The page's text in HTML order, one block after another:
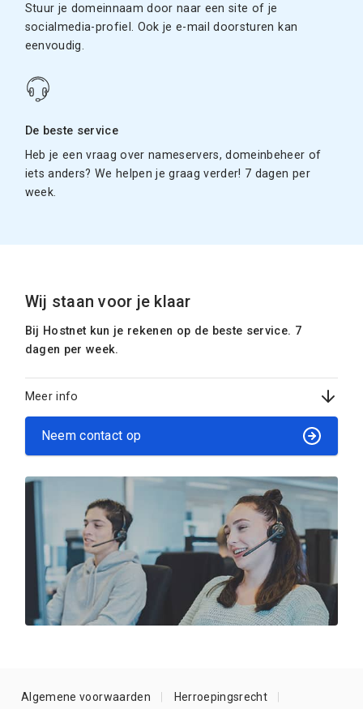
Stuur je domeinnaam door naar een site of je
socialmedia-profiel. Ook je e-mail doorsturen kan
eenvoudig.
De beste service
Heb je een vraag over nameservers, domeinbeheer of
iets anders? We helpen je graag verder! 7 dagen per
week.
Wij staan voor je klaar
Bij Hostnet kun je rekenen op de beste service. 7
dagen per week.
Meer info
Neem contact op
Algemene voorwaarden Herroepingsrecht